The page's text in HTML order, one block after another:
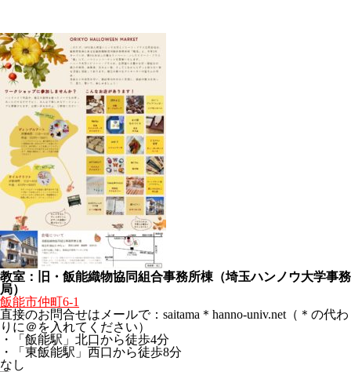
教室：旧・飯能織物協同組合事務所棟（埼玉ハンノウ大学事務
局）
飯能市仲町6-1
直接のお問合せはメールで：saitama＊hanno-univ.net（＊の代わ
りに＠を入れてください）
・「飯能駅」北口から徒歩4分
・「東飯能駅」西口から徒歩8分
なし